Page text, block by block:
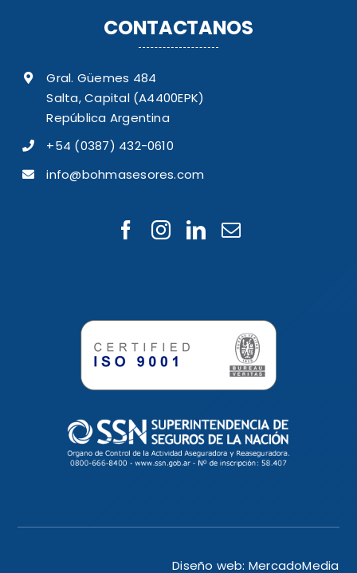
CONTACTANOS
Gral. Güemes 484
Salta, Capital (A4400EPK)
República Argentina
+54 (0387) 432-0610
info@bohmasesores.com
Diseño web: MercadoMedia